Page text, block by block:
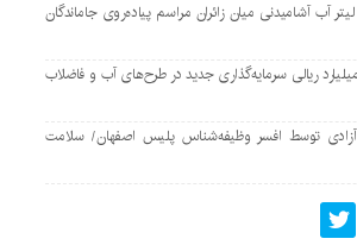
بیش از ۸۰ هزار لیتر آب آشامیدنی میان زائران مراسم پیاده‌روی جاماندگان
178 هزار میلیارد ریالی سرمایه‌گذاری جدید در طرح‌های آب و فاضلاب
بهار آزادی توسط افسر وظیفه‌شناس پلیس اصفهان/ سلامت